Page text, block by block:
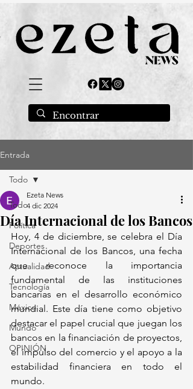
Entrada
Todo
Política
Deportes
Actualidad
Tecnología
México
Mundo
OPINIÓN
Todo
Día Internacional de los Bancos
Ezeta News
4 dic 2024
Hoy, 4 de diciembre, se celebra el Día
Internacional de los Bancos, una fecha
que reconoce la importancia
fundamental de las instituciones
bancarias en el desarrollo económico
mundial. Este día tiene como objetivo
destacar el papel crucial que juegan los
bancos en la financiación de proyectos,
el impulso del comercio y el apoyo a la
estabilidad financiera en todo el
mundo.